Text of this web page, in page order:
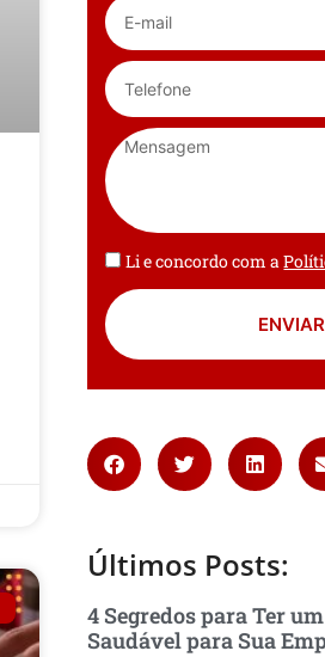
Li e concordo com a
ENVIAR
Últimos Posts:
4 Segredos para Ter
Saudável para Sua